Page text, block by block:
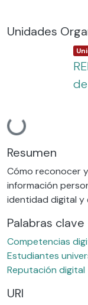
Unidades
Cargando...
Resumen
Cómo reconocer
información
identidad digital y
Palabras clave
Competencias
Estudiantes
Reputación digital
URI